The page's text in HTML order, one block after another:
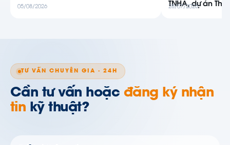
05/08/2026
TNHA, dự án
28/07/2026
TƯ VẤN CHUYÊN GIA · 24H
Cần tư vấn hoặc đăng ký nhận
tin kỹ thuật?